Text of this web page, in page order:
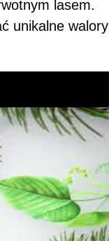
lasem.
unikalne walory